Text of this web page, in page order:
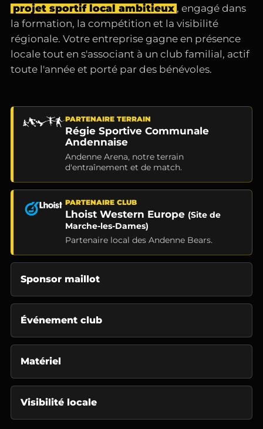
projet sportif local ambitieux , engagé dans
la formation, la compétition et la visibilité
régionale. Votre entreprise gagne en présence
locale tout en s'associant à un club familial, actif
toute l'année et porté par des bénévoles.
PARTENAIRE TERRAIN
Régie Sportive Communale
Andennaise
Andenne Arena, notre terrain
d'entraînement et de match.
PARTENAIRE CLUB
Lhoist Western Europe (Site de
Marche-les-Dames)
Partenaire local des Andenne Bears.
Sponsor maillot
Événement club
Matériel
Visibilité locale